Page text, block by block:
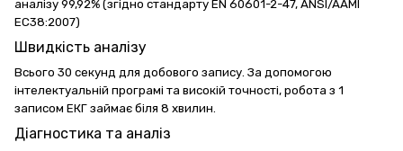
аналізу 99,92% (згідно стандарту EN 60601-2-47, ANSI/AAMI
EC38:2007)
Швидкість аналізу
Всього 30 секунд для добового запису. За допомогою
інтелектуальній програмі та високій точності, робота з 1
записом ЕКГ займає біля 8 хвилин.
Діагностика та аналіз